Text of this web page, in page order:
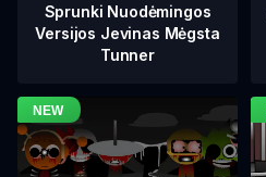
Sprunki Nuodėmingos
Versijos Jevinas Mėgsta
Tunner